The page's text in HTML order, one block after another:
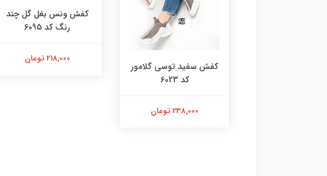
کفش سفید توسی گلامور
کد 6023
238,000 تومان
کفش ونس بغل گل چند
رنگ کد 6095
218,000 تومان